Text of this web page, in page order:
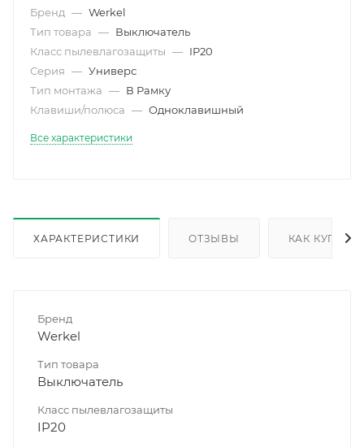
Бренд — Werkel
Тип товара — Выключатель
Класс пылевлагозащиты — IP20
Серия — Универс
Тип монтажа — В Рамку
Клавиши/полюса — Одноклавишный
Все характеристики
ХАРАКТЕРИСТИКИ ОТЗЫВЫ КАК КУПИТЬ
Бренд
Werkel
Тип товара
Выключатель
Класс пылевлагозащиты
IP20